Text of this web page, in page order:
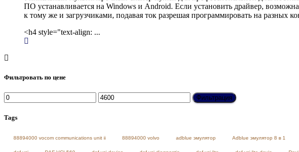
ПО устанавливается на Windows и Android. Если установить драйвер,
к тому же и загрузчиками, подавая ток разрешая программировать на разных
<h4 style="text-align: ...
Фильтровать по цене
Минимальная
цена
Максимальная
цена
Фильтрация
Tags
88894000 vocom communications unit ii 88894000 volvo adblue эмулятор Adblue эмулятор 8 в 1